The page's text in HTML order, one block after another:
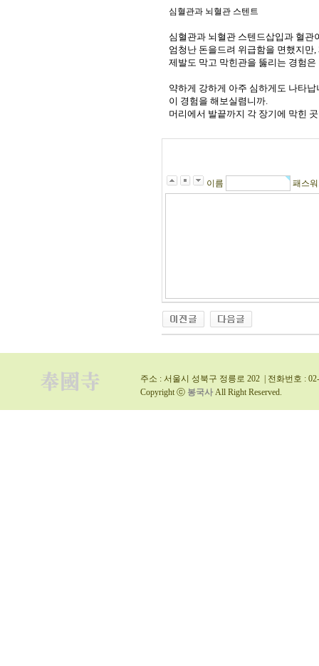
심혈관과 뇌혈관 스텐트
심혈관과 뇌혈관 스텐드삽입과 혈관
엄청난 돈을드려 위급함을 면했지만
제발도 막고 막힌관을 뚫리는 경험
약하게 강하게 아주 심하게도 나타납
이 경험을 해보실렴니까.
머리에서 발끝까지 각 장기에 막힌
이름 패스
주소 : 서울시 성북구 정릉로 202 | 전화번호 :
Copyright ⓒ 봉국사 All Right Reserved.